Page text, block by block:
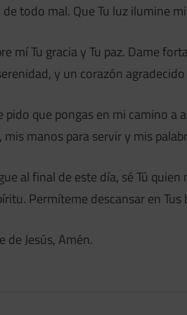
todo mal. Que Tu luz ilumine
mí Tu gracia y Tu paz. Dame
y un corazón
pido que pongas en mi camino a
mis manos para servir y mis
al final de este día, sé Tú
Permíteme descansar en
de Jesús, Amén.